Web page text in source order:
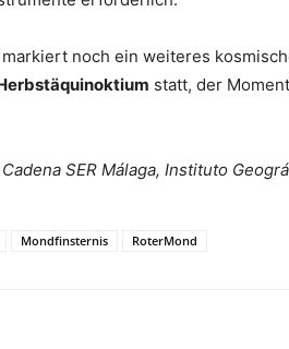
noch ein weiteres
statt, der
SER Málaga, Instituto
Mondfinsternis RoterMond